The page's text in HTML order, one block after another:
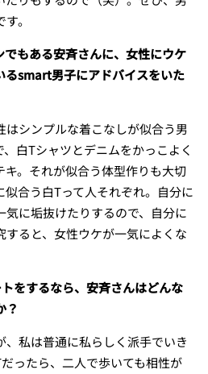
。
もある安斉さんに、女性にウケ
るsmart男子にアドバイスをいた
シンプルな着こなしが似合う男
白Tシャツとデニムをかっこよく
。それが似合う体型作りも大切
合う白Tって人それぞれ。自分に
に垢抜けたりするので、自分に
ると、女性ウケが一気によくな
をするなら、安斉さんはどんな
？
私は普通に私らしく派手でいき
ったら、二人で歩いても相性が